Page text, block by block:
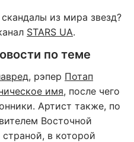
из мира звезд?
STARS UA.
по теме
, рэпер Потап
имя, после чего
Артист также, по
Восточной
в которой